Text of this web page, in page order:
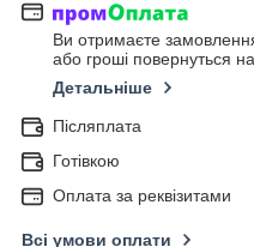
Ви отримаєте
або гроші повернуться
Детальніше
Післяплата
Готівкою
Оплата за реквізитами
Всі умови оплати